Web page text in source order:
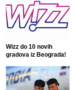
Wizz do 10 novih
gradova iz Beograda!